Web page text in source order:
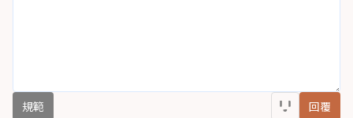
規範 回覆